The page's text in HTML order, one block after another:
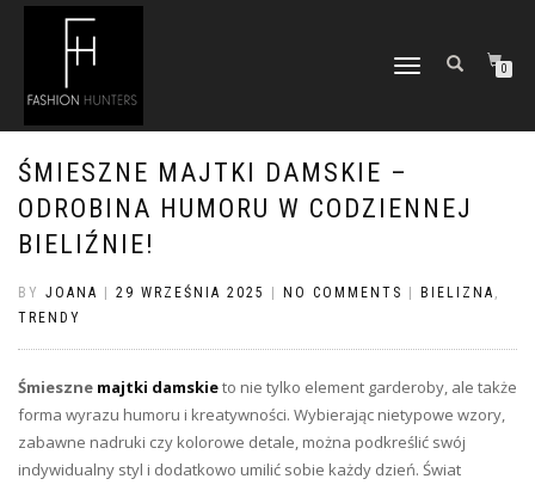
TOGGLE
0
ŚMIESZNE MAJTKI DAMSKIE –
ODROBINA HUMORU W CODZIENNEJ
BIELIŹNIE!
BY JOANA 29 WRZEŚNIA 2025 NO COMMENTS BIELIZNA ,
TRENDY
Śmieszne majtki damskieto nie tylko element garderoby, ale także
forma wyrazu humoru i kreatywności. Wybierając nietypowe wzory,
zabawne nadruki czy kolorowe detale, można podkreślić swój
indywidualny styl i dodatkowo umilić sobie każdy dzień. Świat